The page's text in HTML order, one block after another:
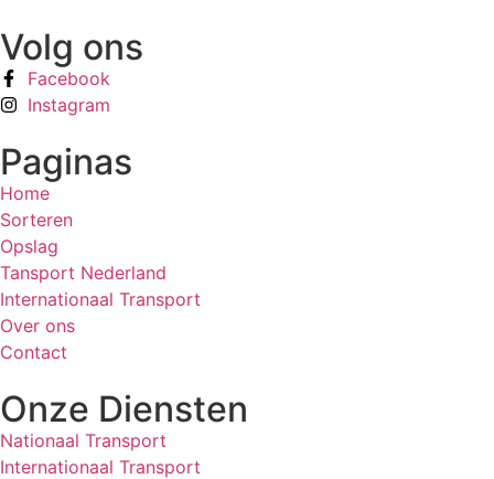
Volg ons
Facebook
Instagram
Paginas
Home
Sorteren
Opslag
Tansport Nederland
Internationaal Transport
Over ons
Contact
Onze Diensten
Nationaal Transport
Internationaal Transport